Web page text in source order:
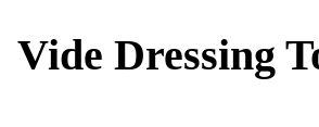
Vide Dressing